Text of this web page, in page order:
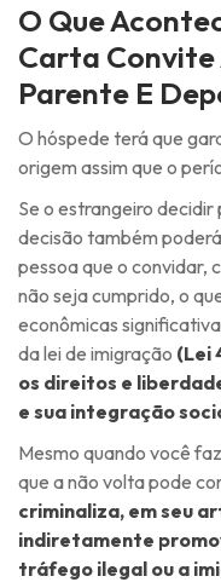
O Que
Carta Convite
Parente E
O hóspede terá que
origem assim que o
Se o estrangeiro
decisão também
pessoa que o convidar,
não seja cumprido, o
econômicas
da lei de imigração (Lei
os direitos e
e sua integração
Mesmo quando você
que a não volta pode
criminaliza, em seu
indiretamente
tráfego ilegal ou a